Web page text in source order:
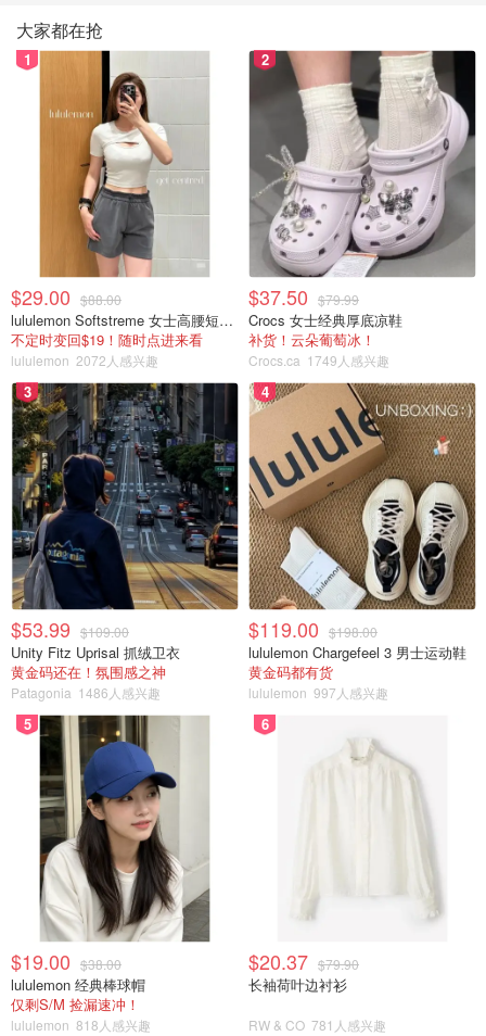
大家都在抢
1
$29.00 $88.00
lululemon Softstreme 女士高腰短裤 10cm
不定时变回$19！随时点进来看
lululemon 2072人感兴趣
2
$37.50 $79.99
Crocs 女士经典厚底凉鞋
补货！云朵葡萄冰！
Crocs.ca 1749人感兴趣
3
$53.99 $109.00
Unity Fitz Uprisal 抓绒卫衣
黄金码还在！氛围感之神
Patagonia 1486人感兴趣
4
$119.00 $198.00
lululemon Chargefeel 3 男士运动鞋
黄金码都有货
lululemon 997人感兴趣
5
$19.00 $38.00
lululemon 经典棒球帽
仅剩S/M 捡漏速冲！
lululemon 818人感兴趣
6
$20.37 $79.90
长袖荷叶边衬衫
RW & CO 781人感兴趣